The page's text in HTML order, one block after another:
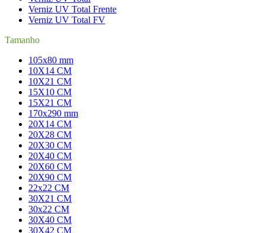
Verniz UV Total Frente
Verniz UV Total FV
Tamanho
105x80 mm
10X14 CM
10X21 CM
15X10 CM
15X21 CM
170x290 mm
20X14 CM
20X28 CM
20X30 CM
20X40 CM
20X60 CM
20X90 CM
22x22 CM
30X21 CM
30x22 CM
30X40 CM
30X42 CM